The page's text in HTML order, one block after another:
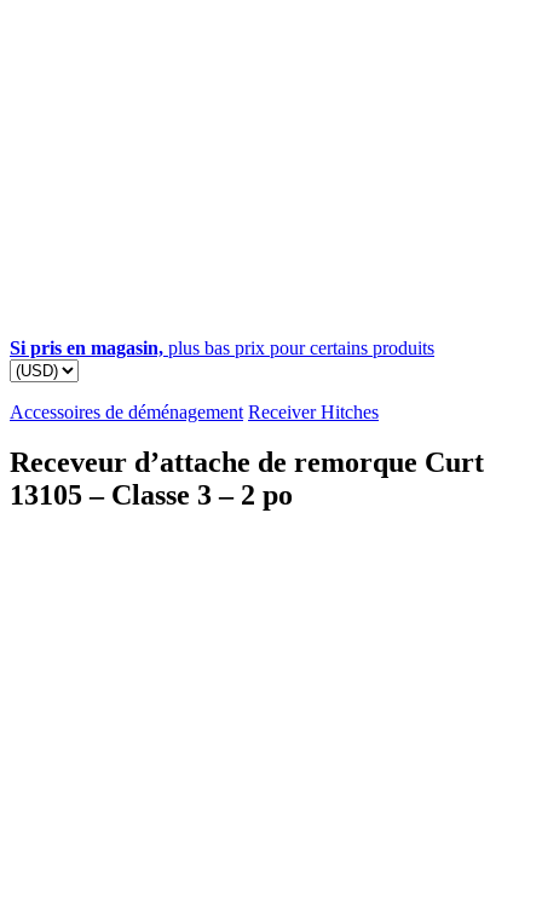
Si pris en magasin, plus bas prix pour certains produits
Accessoires de déménagement Receiver Hitches
Receveur d’attache de remorque Curt
13105 – Classe 3 – 2 po